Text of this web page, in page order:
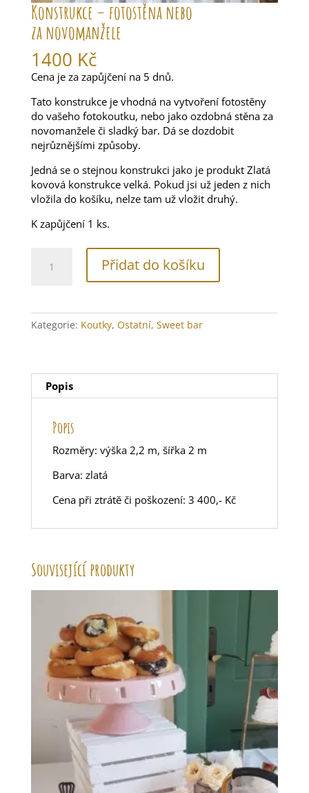
Konstrukce – fotostěna nebo
za novomanžele
1400 Kč
Cena je za zapůjčení na 5 dnů.
Tato konstrukce je vhodná na vytvoření fotostěny
do vašeho fotokoutku, nebo jako ozdobná stěna za
novomanžele či sladký bar. Dá se dozdobit
nejrůznějšími způsoby.
Jedná se o stejnou konstrukci jako je produkt Zlatá
kovová konstrukce velká. Pokud jsi už jeden z nich
vložila do košíku, nelze tam už vložit druhý.
K zapůjčení 1 ks.
za
novomanžele
Přidat do košíku
Kategorie: Koutky, Ostatní, Sweet bar
Popis
Popis
Rozměry: výška 2,2 m, šířka 2 m
Barva: zlatá
Cena při ztrátě či poškození: 3 400,- Kč
Související produkty